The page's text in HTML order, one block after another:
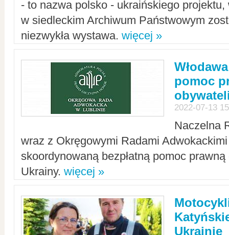
- to nazwa polsko - ukraińskiego
w siedleckim Archiwum Państwowym
niezwykła wystawa. więcej »
pomoc
2022-07-13
Naczelna
wraz z Okręgowymi Radami Adwokackimi
skoordynowaną bezpłatną pomoc
Ukrainy. więcej »
Ukrainie